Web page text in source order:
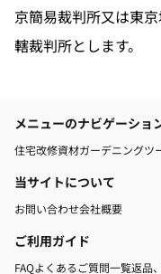
京簡易裁判所又は東
轄裁判所とします。
メニューのナビゲーショ
住宅改修資材ガーデニングツ
当サイトについて
お問い合わせ会社概要
ご利用ガイド
FAQよくあるご質問一覧返品